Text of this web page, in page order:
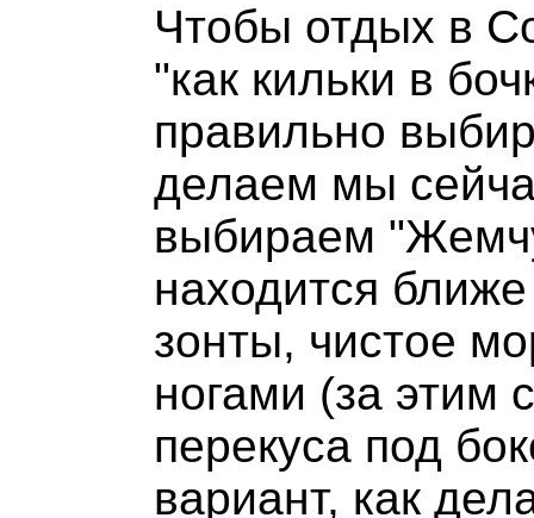
Чтобы отдых в
"как кильки в
правильно
делаем мы
выбираем
находится
зонты, чистое
ногами (за этим
перекуса под
вариант, как